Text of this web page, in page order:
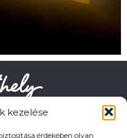
kezelése
érdekében olyan